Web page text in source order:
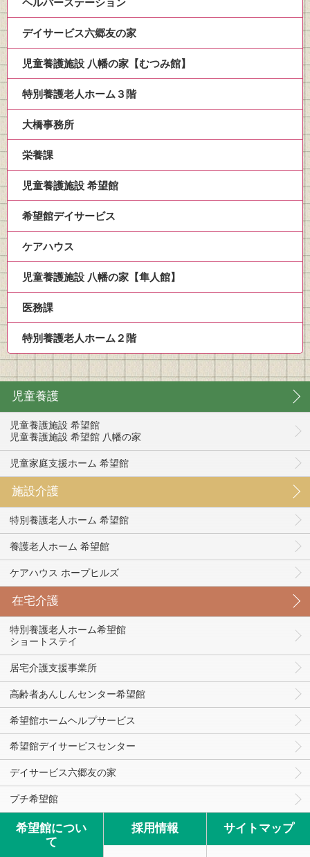
ヘルパーステーション
デイサービス六郷友の家
児童養護施設 八幡の家【むつみ館】
特別養護老人ホーム３階
大橋事務所
栄養課
児童養護施設 希望館
希望館デイサービス
ケアハウス
児童養護施設 八幡の家【隼人館】
医務課
特別養護老人ホーム２階
児童養護
児童養護施設 希望館
児童養護施設 希望館 八幡の家
児童家庭支援ホーム 希望館
施設介護
特別養護老人ホーム 希望館
養護老人ホーム 希望館
ケアハウス ホープヒルズ
在宅介護
特別養護老人ホーム希望館
ショートステイ
居宅介護支援事業所
高齢者あんしんセンター希望館
希望館ホームヘルプサービス
希望館デイサービスセンター
デイサービス六郷友の家
プチ希望館
希望館につい
て
採用情報 サイトマップ